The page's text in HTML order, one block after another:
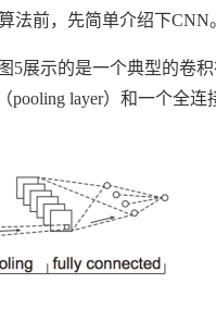
法前，先简单介绍下CNN
5展示的是一个典型的卷积
pooling layer）和一个全连